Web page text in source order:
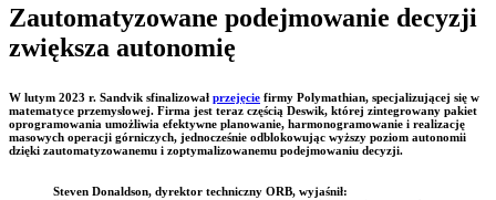
Zautomatyzowane podejmowanie decyzji
zwiększa autonomię
W lutym 2023 r. Sandvik sfinalizował przejęcie firmy Polymathian, specjalizującej się w
matematyce przemysłowej. Firma jest teraz częścią Deswik, której zintegrowany pakiet
oprogramowania umożliwia efektywne planowanie, harmonogramowanie i realizację
masowych operacji górniczych, jednocześnie odblokowując wyższy poziom autonomii
dzięki zautomatyzowanemu i zoptymalizowanemu podejmowaniu decyzji.
Steven Donaldson, dyrektor techniczny ORB, wyjaśnił: